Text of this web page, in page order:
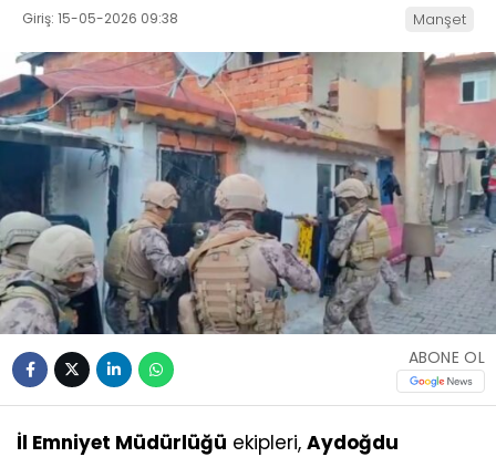
Giriş: 15-05-2026 09:38 Manşet
ABONE OL
İl Emniyet Müdürlüğü ekipleri, Aydoğdu